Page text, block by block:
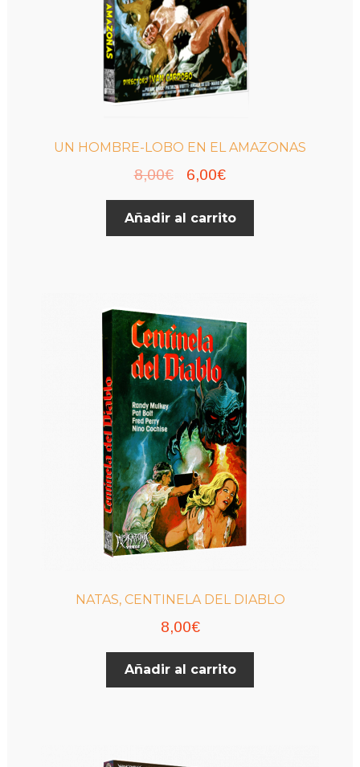
UN HOMBRE-LOBO EN EL AMAZONAS
8,00€
El
precio
original
6,00€El
precio
actual
Añadir al carrito
NATAS, CENTINELA DEL DIABLO
8,00€
Añadir al carrito